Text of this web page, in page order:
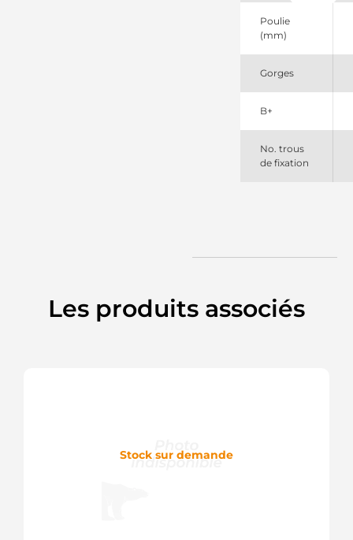
Elstock
30659580
Volvo
4354
PSH
815543215
PSH
DRA1359
Poulie
(mm)
Gorges
B+
No. trous
de fixation
Les produits associés
Stock sur demande